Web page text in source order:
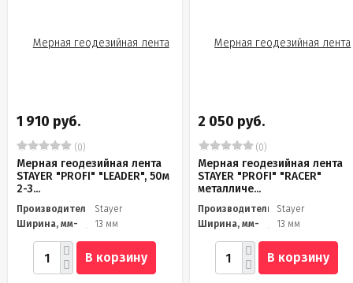
1 910 руб.
(0)
Мерная геодезийная лента
STAYER "PROFI" "LEADER", 50м
2-3...
Производитель
Stayer
Ширина, мм-
13 мм
В корзину
2 050 руб.
(0)
Мерная геодезийная лента
STAYER "PROFI" "RACER"
металличе...
Производитель
Stayer
Ширина, мм-
13 мм
В корзину